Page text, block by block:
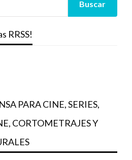
RRSS!
PARA CINE, SERIES,
CORTOMETRAJES Y